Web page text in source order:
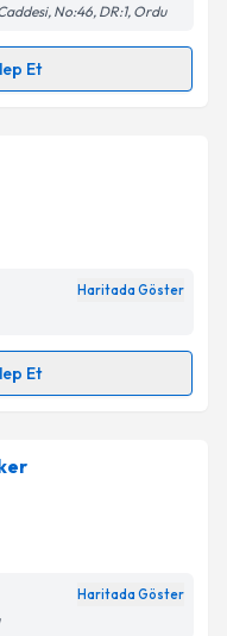
No:46, DR:1, Ordu
Et
takvimi talebi
almanız için bir
ile bilgilendireceğiz.
ilişkin
verilerimin belirtilen
Gönder
Haritada Göster
Et
takvimi talebi
almanız için bir
ile bilgilendireceğiz.
Haritada Göster